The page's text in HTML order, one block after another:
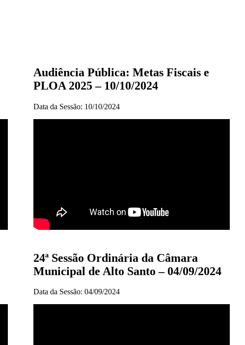
Audiência Pública: Metas Fiscais e
PLOA 2025 – 10/10/2024
Data da Sessão: 10/10/2024
24ª Sessão Ordinária da Câmara
Municipal de Alto Santo – 04/09/2024
Data da Sessão: 04/09/2024